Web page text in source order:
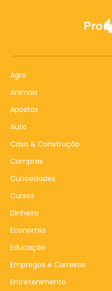
Agro
Animais
Apostas
Auto
Casa & Construção
Compras
Curiosidades
Cursos
Dinheiro
Economia
Educação
Empregos e Carreiras
Entretenimento